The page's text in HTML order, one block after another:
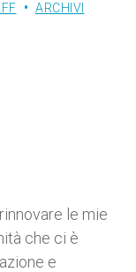
ARCHIVI
le mie
che ci è
e